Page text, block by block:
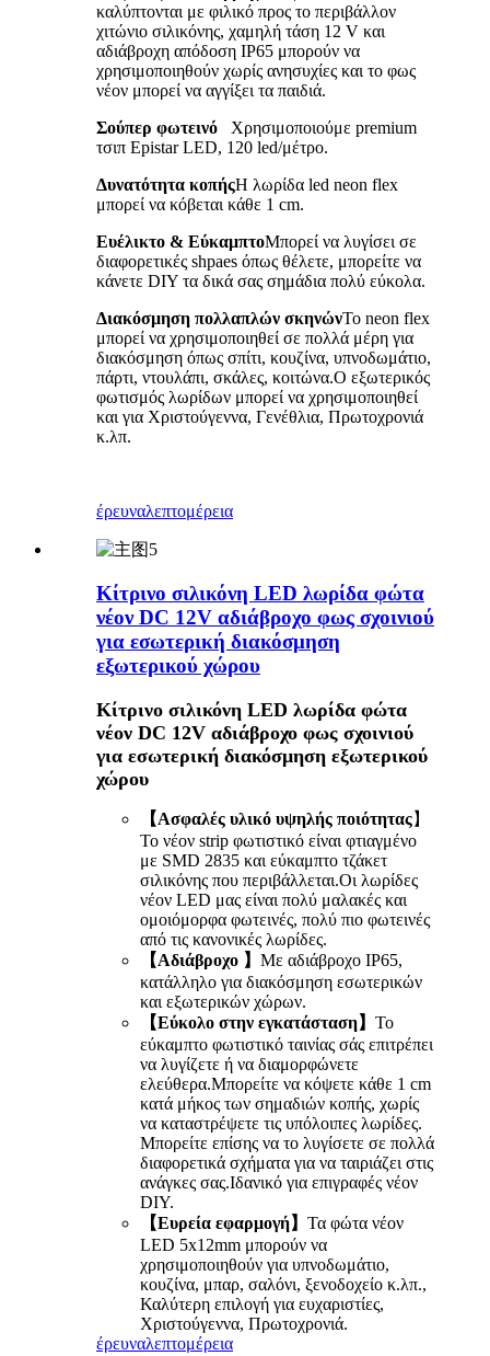
καλύπτονται με φιλικό προς το περιβάλλον
χιτώνιο σιλικόνης, χαμηλή τάση 12 V και
αδιάβροχη απόδοση IP65 μπορούν να
χρησιμοποιηθούν χωρίς ανησυχίες και το φως
νέον μπορεί να αγγίξει τα παιδιά.
Σούπερ φωτεινό
Χρησιμοποιούμε premium
τσιπ Epistar LED, 120 led/μέτρο.
Δυνατότητα κοπήςΗ λωρίδα led neon flex
μπορεί να κόβεται κάθε 1 cm.
Ευέλικτο & ΕύκαμπτοΜπορεί να λυγίσει σε
διαφορετικές shpaes όπως θέλετε, μπορείτε να
κάνετε DIY τα δικά σας σημάδια πολύ εύκολα.
Διακόσμηση πολλαπλών σκηνώνΤο neon flex
μπορεί να χρησιμοποιηθεί σε πολλά μέρη για
διακόσμηση όπως σπίτι, κουζίνα, υπνοδωμάτιο,
πάρτι, ντουλάπι, σκάλες, κοιτώνα.Ο εξωτερικός
φωτισμός λωρίδων μπορεί να χρησιμοποιηθεί
και για Χριστούγεννα, Γενέθλια, Πρωτοχρονιά
κ.λπ.
έρευναλεπτομέρεια
Κίτρινο σιλικόνη LED λωρίδα φώτα
νέον DC 12V αδιάβροχο φως σχοινιού
για εσωτερική διακόσμηση
εξωτερικού χώρου
Κίτρινο σιλικόνη LED λωρίδα φώτα
νέον DC 12V αδιάβροχο φως σχοινιού
για εσωτερική διακόσμηση εξωτερικού
χώρου
【Ασφαλές υλικό υψηλής ποιότητας】
Το νέον strip φωτιστικό είναι φτιαγμένο
με SMD 2835 και εύκαμπτο τζάκετ
σιλικόνης που περιβάλλεται.Οι λωρίδες
νέον LED μας είναι πολύ μαλακές και
ομοιόμορφα φωτεινές, πολύ πιο φωτεινές
από τις κανονικές λωρίδες.
【Αδιάβροχο 】 Με αδιάβροχο IP65,
κατάλληλο για διακόσμηση εσωτερικών
και εξωτερικών χώρων.
【Εύκολο στην εγκατάσταση】 Το
εύκαμπτο φωτιστικό ταινίας σάς επιτρέπει
να λυγίζετε ή να διαμορφώνετε
ελεύθερα.Μπορείτε να κόψετε κάθε 1 cm
κατά μήκος των σημαδιών κοπής, χωρίς
να καταστρέψετε τις υπόλοιπες λωρίδες.
Μπορείτε επίσης να το λυγίσετε σε πολλά
διαφορετικά σχήματα για να ταιριάζει στις
ανάγκες σας.Ιδανικό για επιγραφές νέον
DIY.
【Ευρεία εφαρμογή】 Τα φώτα νέον
LED 5x12mm μπορούν να
χρησιμοποιηθούν για υπνοδωμάτιο,
κουζίνα, μπαρ, σαλόνι, ξενοδοχείο κ.λπ.,
Καλύτερη επιλογή για ευχαριστίες,
Χριστούγεννα, Πρωτοχρονιά.
έρευναλεπτομέρεια